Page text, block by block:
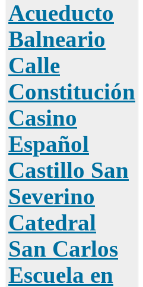
Acueducto
Balneario
Calle
Constitución
Casino
Español
Castillo San
Severino
Catedral
San Carlos
Escuela en